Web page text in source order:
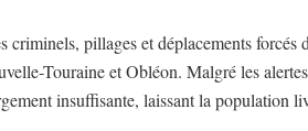
criminels, pillages et déplacements forcés
Touraine et Obléon. Malgré les
insuffisante, laissant la population